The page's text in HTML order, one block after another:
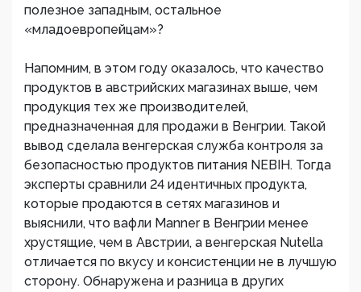
полезное западным, остальное
«младоевропейцам»?
Напомним, в этом году оказалось, что качество
продуктов в австрийских магазинах выше, чем
продукция тех же производителей,
предназначенная для продажи в Венгрии. Такой
вывод сделала венгерская служба контроля за
безопасностью продуктов питания NEBIH. Тогда
эксперты сравнили 24 идентичных продукта,
которые продаются в сетях магазинов и
выяснили, что вафли Manner в Венгрии менее
хрустящие, чем в Австрии, а венгерская Nutella
отличается по вкусу и консистенции не в лучшую
сторону. Обнаружена и разница в других